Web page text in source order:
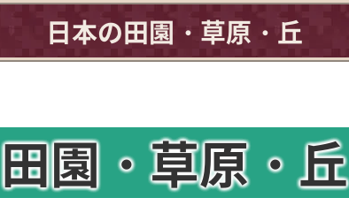
日本の田園・草原・丘
田園・草原・丘